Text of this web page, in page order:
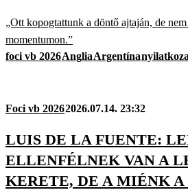
„Ott kopogtattunk a döntő ajtaján, de
momentumon.”
foci vb 2026AngliaArgentína
Foci vb 20262026.07.14. 23:32
LUIS DE LA FUENTE:
ELLENFÉLNEK VAN A
KERETE, DE A MIÉNK A